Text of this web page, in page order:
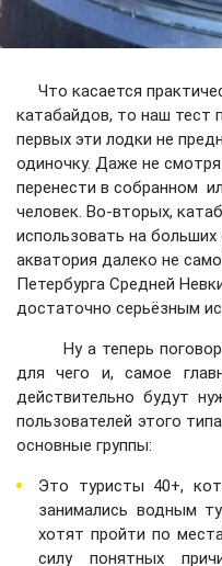
Что касается
катабайдов, то наш тест
первых эти лодки не
одиночку. Даже не
перенести в собранном
человек. Во-вторых,
использовать на
акватория далеко не
Петербурга Средней
достаточно серьёзным
Ну а теперь
для чего и, самое
действительно будут
пользователей этого
основные группы:
Это туристы 40+,
занимались водным
хотят пройти по
силу понятных